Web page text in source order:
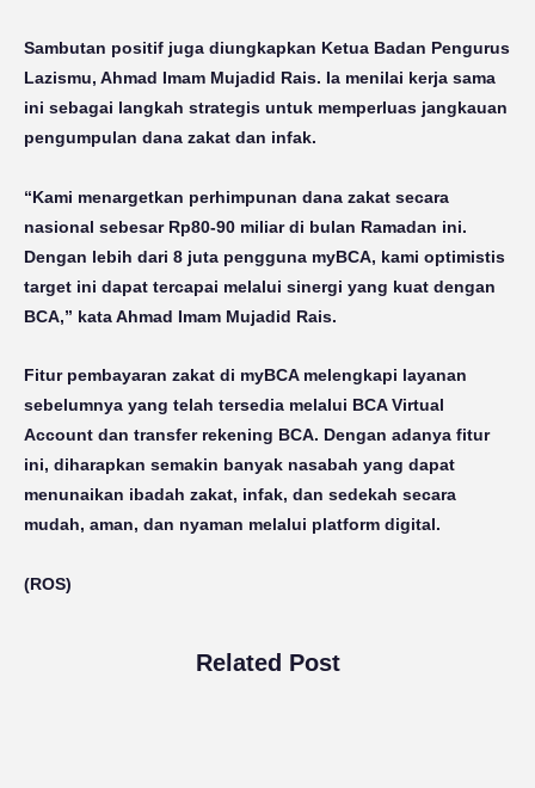
Sambutan positif juga diungkapkan Ketua Badan Pengurus
Lazismu, Ahmad Imam Mujadid Rais. Ia menilai kerja sama
ini sebagai langkah strategis untuk memperluas jangkauan
pengumpulan dana zakat dan infak.
“Kami menargetkan perhimpunan dana zakat secara
nasional sebesar Rp80-90 miliar di bulan Ramadan ini.
Dengan lebih dari 8 juta pengguna myBCA, kami optimistis
target ini dapat tercapai melalui sinergi yang kuat dengan
BCA,” kata Ahmad Imam Mujadid Rais.
Fitur pembayaran zakat di myBCA melengkapi layanan
sebelumnya yang telah tersedia melalui BCA Virtual
Account dan transfer rekening BCA. Dengan adanya fitur
ini, diharapkan semakin banyak nasabah yang dapat
menunaikan ibadah zakat, infak, dan sedekah secara
mudah, aman, dan nyaman melalui platform digital.
(ROS)
Related Post